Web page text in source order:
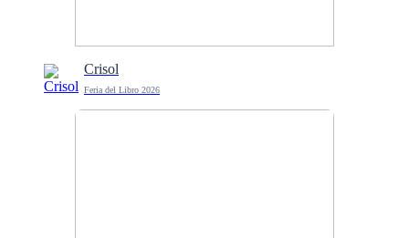
Crisol
Feria del Libro 2026